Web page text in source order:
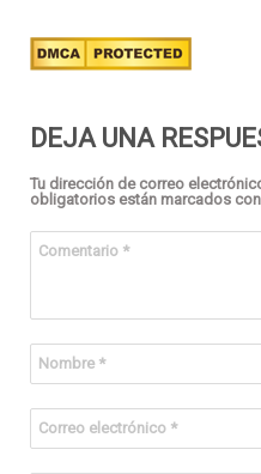
DEJA UNA
Tu dirección de correo
obligatorios están marcados con
Comentario *
Nombre *
Correo electrónico *